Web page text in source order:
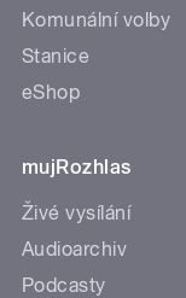
Komunální volby
Stanice
eShop
mujRozhlas
Živé vysílání
Audioarchiv
Podcasty